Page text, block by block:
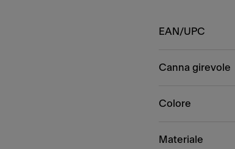
EAN/UPC
Canna girevole
Colore
Materiale